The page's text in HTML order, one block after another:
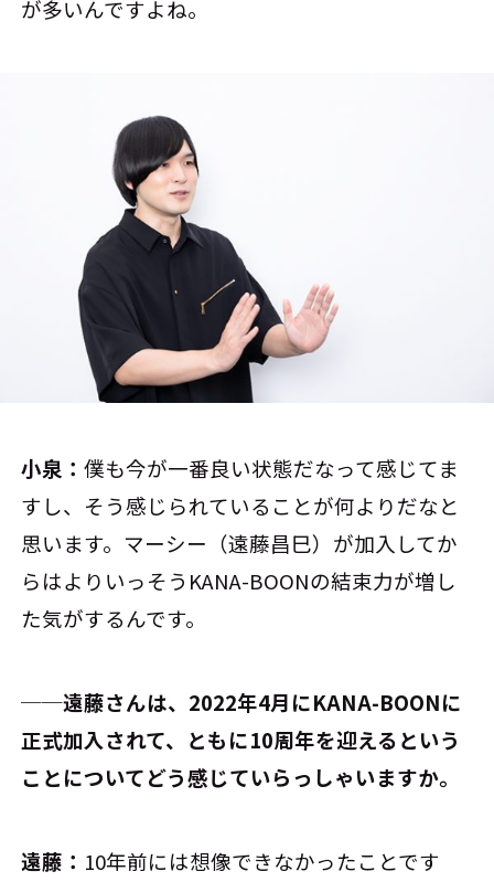
が多いんですよね。
小泉：僕も今が一番良い状態だなって感じてま
すし、そう感じられていることが何よりだなと
思います。マーシー（遠藤昌巳）が加入してか
らはよりいっそうKANA-BOONの結束力が増し
た気がするんです。
──遠藤さんは、2022年4月にKANA-BOONに
正式加入されて、ともに10周年を迎えるという
ことについてどう感じていらっしゃいますか。
遠藤： 10年前には想像できなかったことです